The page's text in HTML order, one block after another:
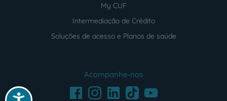
Acessibilidade
My CUF
Intermediação de Crédito
Soluções de acesso e Planos de saúde
Acompanhe-nos
FacebookInstagramLinkedInTikTokYoutube